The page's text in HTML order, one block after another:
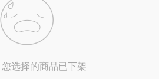
选择的商品已下架